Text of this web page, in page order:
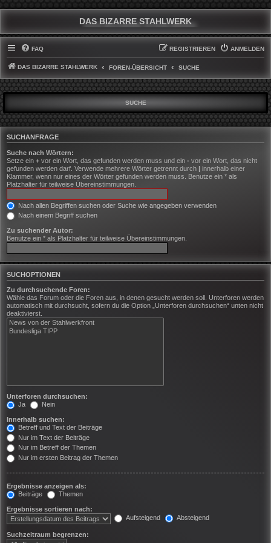
DAS BIZARRE STAHLWERK
FAQ ANMELDEN
REGISTRIEREN
DAS BIZARRE STAHLWERK FOREN-ÜBERSICHT SUCHE
SUCHE
SUCHANFRAGE
Suche nach Wörtern:
Setze ein + vor ein Wort, das gefunden werden muss und ein - vor ein Wort, das nicht
gefunden werden darf. Verwende mehrere Wörter getrennt durch | innerhalb einer
Klammer, wenn nur eines der Wörter gefunden werden muss. Benutze ein * als
Platzhalter für teilweise Übereinstimmungen.
Nach allen Begriffen suchen oder Suche wie angegeben verwenden
Nach einem Begriff suchen
Zu suchender Autor:
Benutze ein * als Platzhalter für teilweise Übereinstimmungen.
SUCHOPTIONEN
Zu durchsuchende Foren:
Wähle das Forum oder die Foren aus, in denen gesucht werden soll. Unterforen werden
automatisch mit durchsucht, sofern du die Option „Unterforen durchsuchen“ unten nicht
deaktivierst.
Unterforen durchsuchen:
Ja
Nein
Innerhalb suchen:
Betreff und Text der Beiträge
Nur im Text der Beiträge
Nur im Betreff der Themen
Nur im ersten Beitrag der Themen
Ergebnisse anzeigen als:
Beiträge
Themen
Ergebnisse sortieren nach:
Aufsteigend
Absteigend
Suchzeitraum begrenzen: